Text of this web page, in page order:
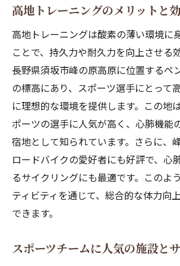
高地トレーニングのメリットと
高地トレーニングは酸素の薄い環境に
ことで、持久力や耐久力を向上させる
長野県須坂市峰の原高原に位置するペ
の標高にあり、スポーツ選手にとって
に理想的な環境を提供します。この地
ポーツの選手に人気が高く、心肺機能
宿地として知られています。さらに、
ロードバイクの愛好者にも好評で、心
るサイクリングにも最適です。このよ
ティビティを通じて、総合的な体力向
できます。
スポーツチームに人気の施設と